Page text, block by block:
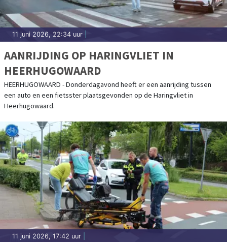
11 juni 2026, 22:34 uur
AANRIJDING OP HARINGVLIET IN
HEERHUGOWAARD
HEERHUGOWAARD - Donderdagavond heeft er een aanrijding tussen
een auto en een fietsster plaatsgevonden op de Haringvliet in
Heerhugowaard.
11 juni 2026, 17:42 uur